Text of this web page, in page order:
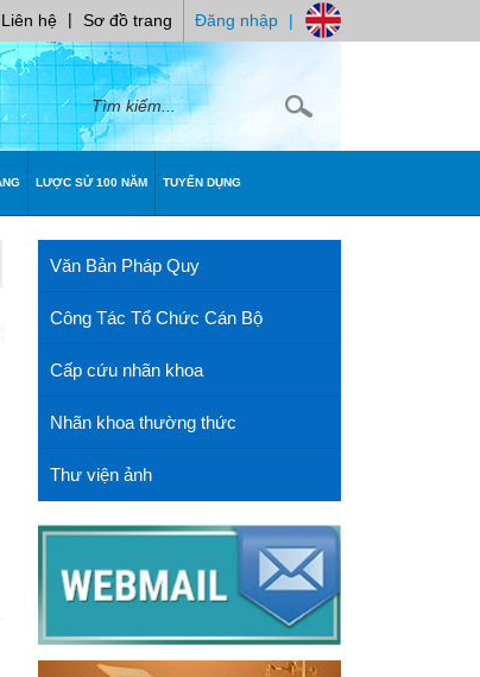
Liên hệ | Sơ đồ trang Đăng nhập |
LƯỢC SỬ 100 NĂM TUYỂN DỤNG
Văn Bản Pháp Quy
Công Tác Tổ Chức Cán Bộ
Cấp cứu nhãn khoa
Nhãn khoa thường thức
Thư viện ảnh